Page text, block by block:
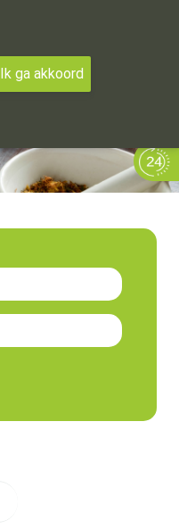
Ik ga akkoord